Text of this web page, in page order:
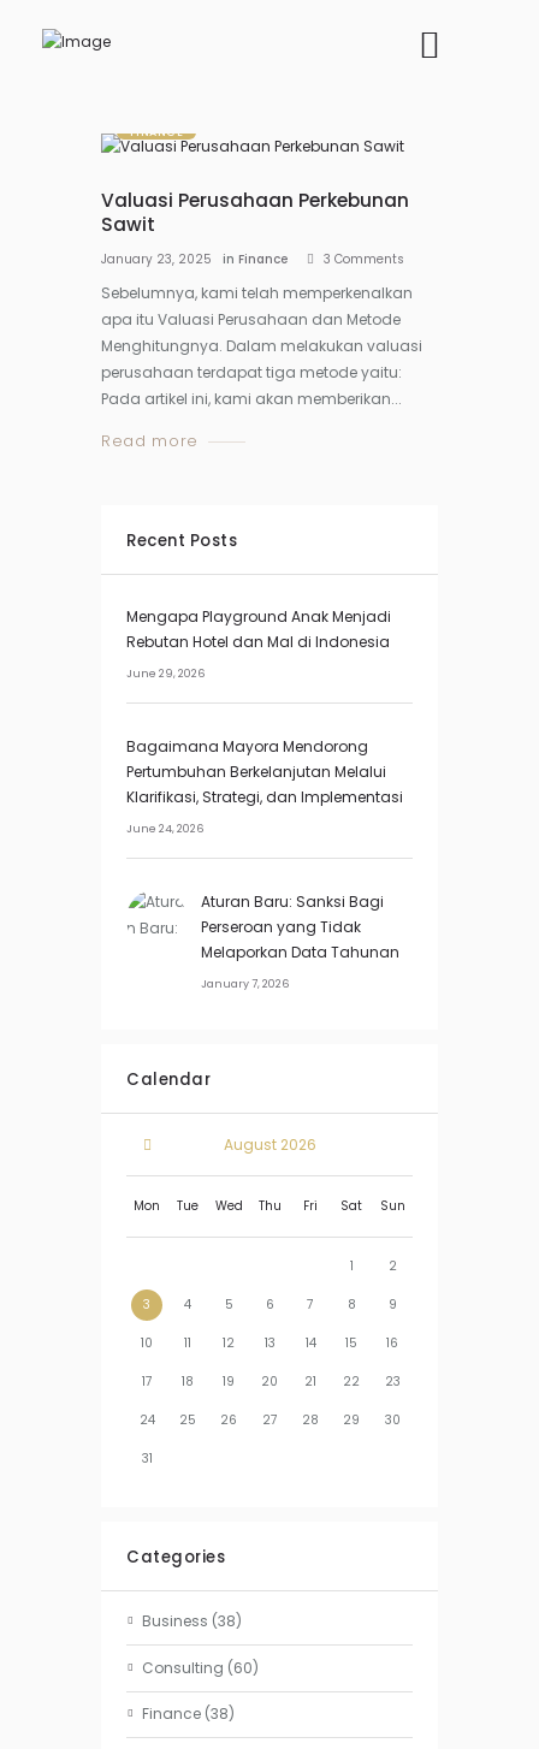
FINANCE
Valuasi Perusahaan Perkebunan
Sawit
January 23, 2025 in Finance 3 Comments
Sebelumnya, kami telah memperkenalkan
apa itu Valuasi Perusahaan dan Metode
Menghitungnya. Dalam melakukan valuasi
perusahaan terdapat tiga metode yaitu:
Pada artikel ini, kami akan memberikan...
Read more
Recent Posts
Mengapa Playground Anak Menjadi
Rebutan Hotel dan Mal di Indonesia
June 29, 2026
Bagaimana Mayora Mendorong
Pertumbuhan Berkelanjutan Melalui
Klarifikasi, Strategi, dan Implementasi
June 24, 2026
Aturan Baru: Sanksi Bagi
Perseroan yang Tidak
Melaporkan Data Tahunan
January 7, 2026
Calendar
August 2026
Mon Tue Wed Thu Fri Sat Sun
1 2
3 4 5 6 7 8 9
10 11 12 13 14 15 16
17 18 19 20 21 22 23
24 25 26 27 28 29 30
31
Categories
Business (38)
Consulting (60)
Finance (38)